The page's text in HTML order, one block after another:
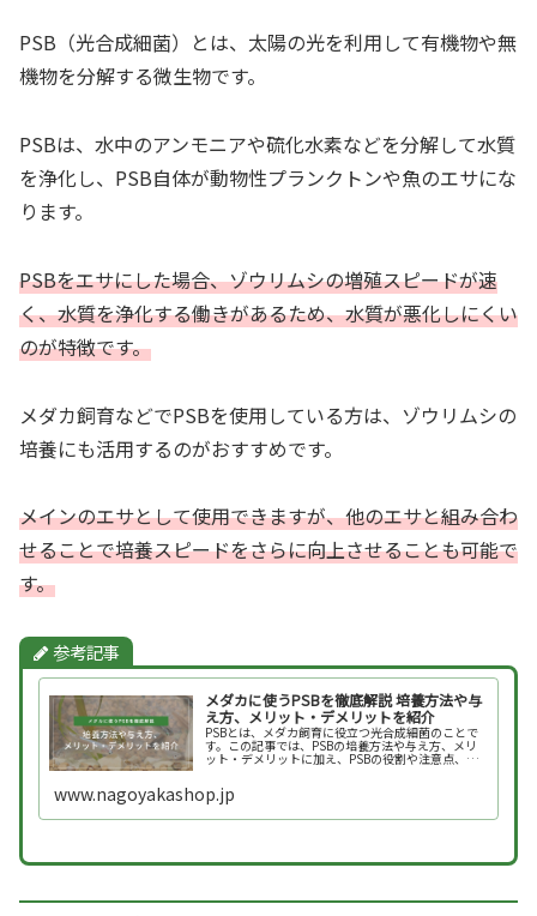
PSB（光合成細菌）とは、太陽の光を利用して有機物や無
機物を分解する微生物です。
PSBは、水中のアンモニアや硫化水素などを分解して水質
を浄化し、PSB自体が動物性プランクトンや魚のエサにな
ります。
PSBをエサにした場合、ゾウリムシの増殖スピードが速
く、水質を浄化する働きがあるため、水質が悪化しにくい
のが特徴です。
メダカ飼育などでPSBを使用している方は、ゾウリムシの
培養にも活用するのがおすすめです。
メインのエサとして使用できますが、他のエサと組み合わ
せることで培養スピードをさらに向上させることも可能で
す。
参考記事
メダカに使うPSBを徹底解説 培養方法や与
え方、メリット・デメリットを紹介
PSBとは、メダカ飼育に役立つ光合成細菌のことで
す。この記事では、PSBの培養方法や与え方、メリ
ット・デメリットに加え、PSBの役割や注意点、商
www.nagoyakashop.jp